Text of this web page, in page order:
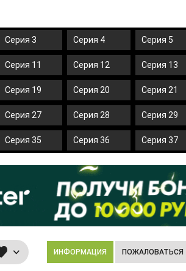
Серия 3 Серия 4 Серия 5
Серия 11 Серия 12 Серия 13
Серия 19 Серия 20 Серия 21
Серия 27 Серия 28 Серия 29
Серия 35 Серия 36 Серия 37
ИНФОРМАЦИЯ ПОЖАЛОВАТЬСЯ